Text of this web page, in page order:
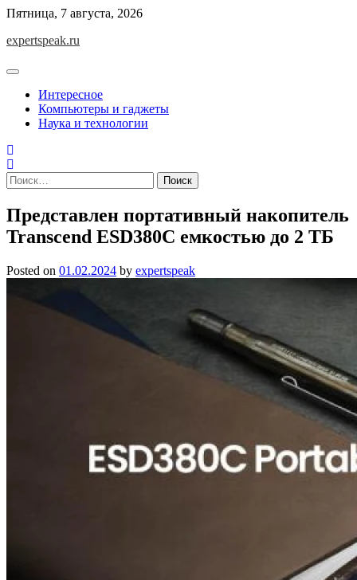
Skip
content
Пятница, 7 августа, 2026
expertspeak.ru
Интересное
Компьютеры и гаджеты
Наука и технологии
Найти:
Представлен портативный накопитель
Transcend ESD380C емкостью до 2 ТБ
Posted on 01.02.2024 by expertspeak